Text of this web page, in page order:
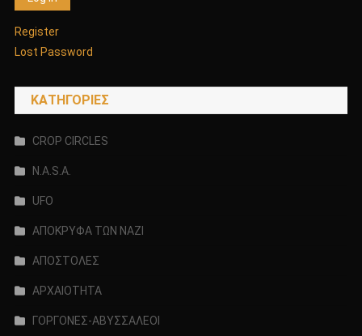
Register
Lost Password
KΑΤΗΓΟΡΊΕΣ
CROP CIRCLES
N.A.S.A.
UFO
ΑΠΟΚΡΥΦΑ ΤΩΝ ΝΑΖΙ
ΑΠΟΣΤΟΛΕΣ
ΑΡΧΑΙΟΤΗΤΑ
ΓΟΡΓΟΝΕΣ-ΑΒΥΣΣΑΛΕΟΙ